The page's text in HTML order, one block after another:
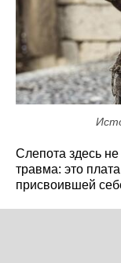
Слепота здесь
травма: это
присвоившей